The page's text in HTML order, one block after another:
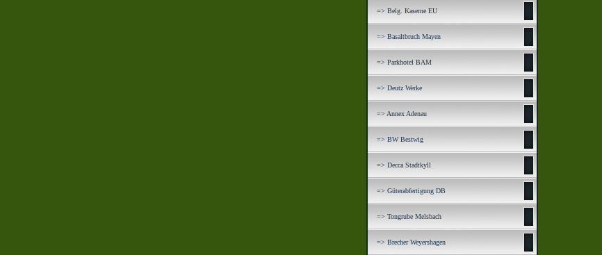
=> Belg. Kaserne EU
=> Basaltbruch Mayen
=> Parkhotel BAM
=> Deutz Werke
=> Annex Adenau
=> BW Bestwig
=> Decca Stadtkyll
=> Güterabfertigung DB
=> Tongrube Melsbach
=> Brecher Weyershagen